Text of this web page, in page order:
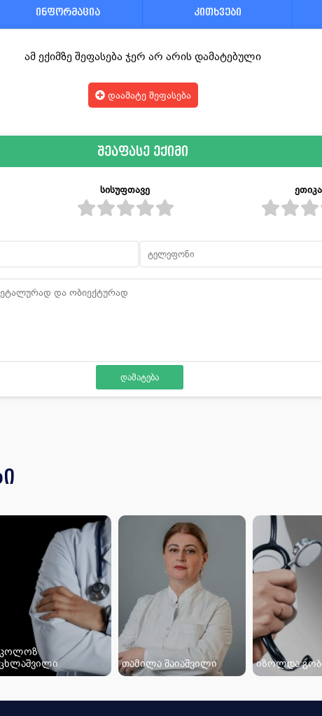
ინფორმაცია კითხვები
ამ ექიმზე შეფასება ჯერ არ არის დამატებული
დაამატე შეფასება
შეაფასე ექიმი
სისუფთავე ეთიკა
თამილა შაიაშვილი იზოლდა